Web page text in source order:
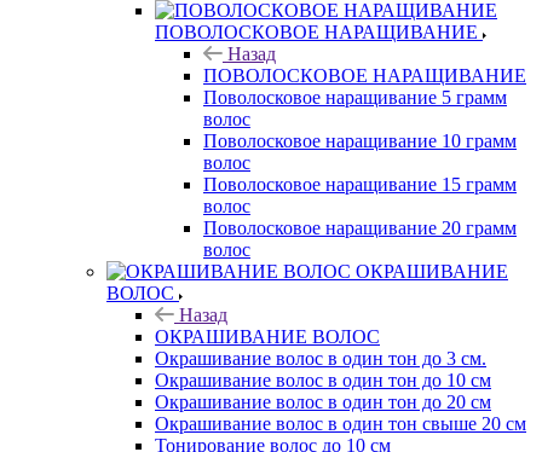
ПОВОЛОСКОВОЕ НАРАЩИВАНИЕ
Назад
ПОВОЛОСКОВОЕ НАРАЩИВАНИЕ
Поволосковое наращивание 5 грамм
волос
Поволосковое наращивание 10 грамм
волос
Поволосковое наращивание 15 грамм
волос
Поволосковое наращивание 20 грамм
волос
ОКРАШИВАНИЕ
ВОЛОС
Назад
ОКРАШИВАНИЕ ВОЛОС
Окрашивание волос в один тон до 3 см.
Окрашивание волос в один тон до 10 см
Окрашивание волос в один тон до 20 см
Окрашивание волос в один тон свыше 20 см
Тонирование волос до 10 см